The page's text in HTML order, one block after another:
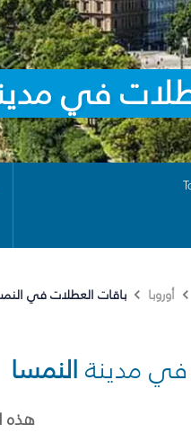
في
أوروبا باقات العطلات في
في مدينة النمسا
هذه